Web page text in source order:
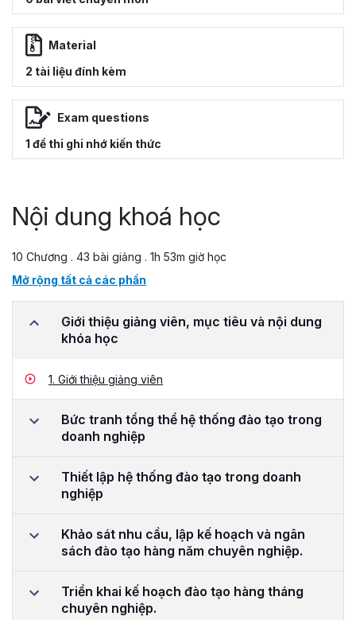
Material
2 tài liệu đính kèm
Exam questions
1 đề thi ghi nhớ kiến thức
Nội dung khoá học
10 Chương . 43 bài giảng . 1h 53m giờ học
Mở rộng tất cả các phần
Giới thiệu giảng viên, mục tiêu và nội dung
khóa học
1. Giới thiệu giảng viên
Bức tranh tổng thể hệ thống đào tạo trong
doanh nghiệp
Thiết lập hệ thống đào tạo trong doanh
nghiệp
Khảo sát nhu cầu, lập kế hoạch và ngân
sách đào tạo hàng năm chuyên nghiệp.
Triển khai kế hoạch đào tạo hàng tháng
chuyên nghiệp.